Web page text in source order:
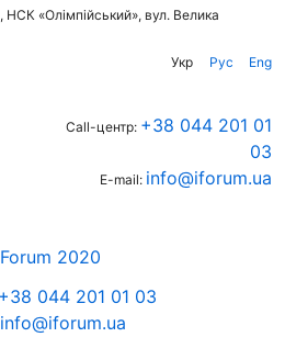
НСК «Олімпійський», вул. Велика
Укр
Рус Eng
Call-центр: +38 044 201 01
03
E-mail: info@iforum.ua
+38 044 201 01 03
info@iforum.ua